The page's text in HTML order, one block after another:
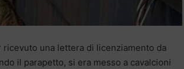
ricevuto una lettera di licenziamento da
il parapetto, si era messo a cavalcioni